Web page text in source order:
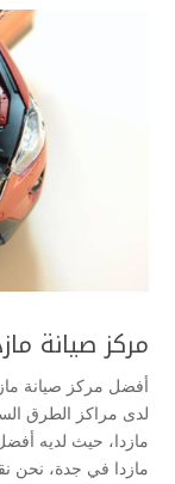
مركز صيانة
أفضل مركز صيانة
لدى مراكز الطرق
مازدا، حيث لديه
مازدا في جدة، نحن